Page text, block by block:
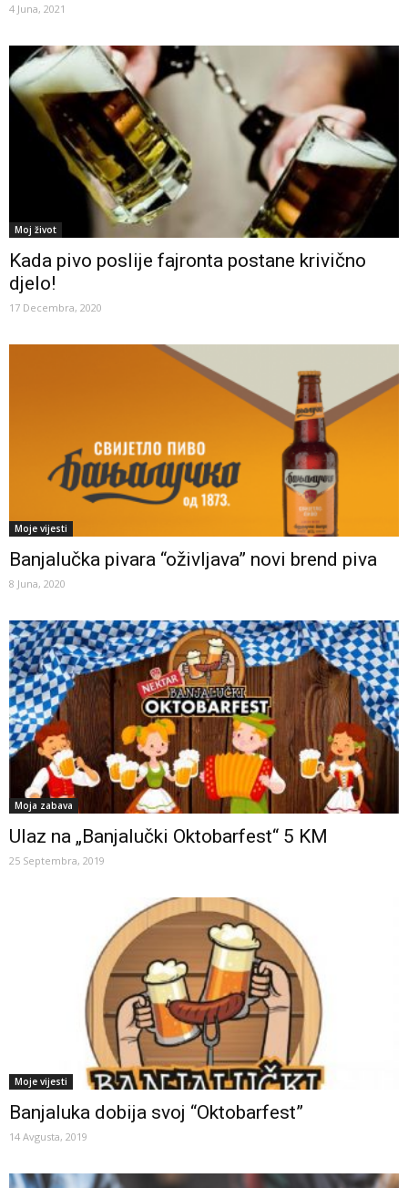
4 Juna, 2021
Moj život
Kada pivo poslije fajronta postane krivično
djelo!
17 Decembra, 2020
Moje vijesti
Banjalučka pivara “oživljava” novi brend piva
8 Juna, 2020
Moja zabava
Ulaz na „Banjalučki Oktobarfest“ 5 KM
25 Septembra, 2019
Moje vijesti
Banjaluka dobija svoj “Oktobarfest”
14 Avgusta, 2019